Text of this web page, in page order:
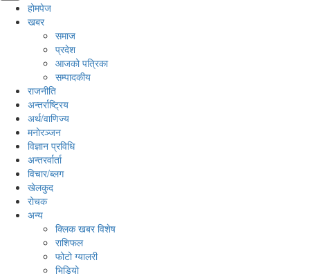
होमपेज
खबर
समाज
प्रदेश
आजको पत्रिका
सम्पादकीय
राजनीति
अन्तर्राष्ट्रिय
अर्थ/वाणिज्य
मनाेरञ्जन
विज्ञान प्रविधि
अन्तरर्वार्ता
विचार/ब्लग
खेलकुद
रोचक
अन्य
क्लिक खबर विशेष
राशिफल
फोटो ग्यालरी
भिडियो